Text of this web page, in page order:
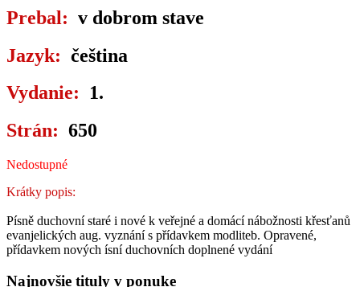
Prebal: v dobrom stave
Jazyk: čeština
Vydanie: 1.
Strán: 650
Nedostupné
Krátky popis:
Písně duchovní staré i nové k veřejné a domácí nábožnosti křesťanů
evanjelických aug. vyznání s přídavkem modliteb. Opravené,
přídavkem nových ísní duchovních doplnené vydání
Najnovšie tituly v ponuke